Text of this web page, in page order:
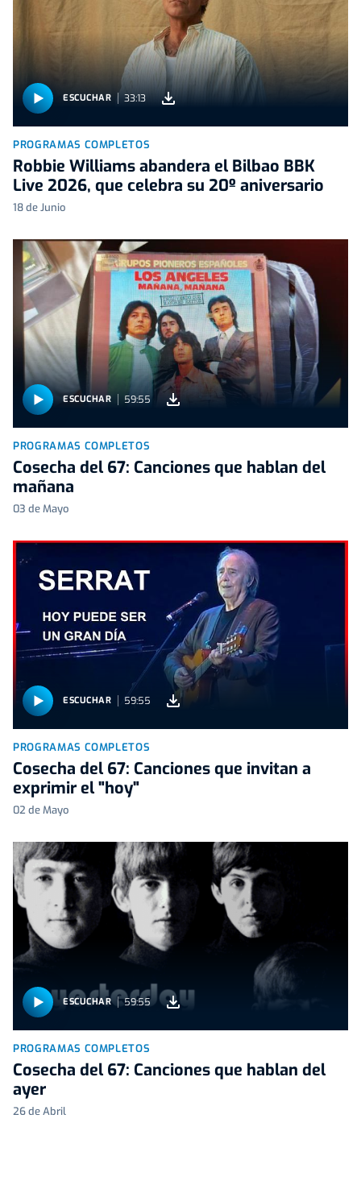
ESCUCHAR 33:13
PROGRAMAS COMPLETOS
Robbie Williams abandera el Bilbao BBK
Live 2026, que celebra su 20º aniversario
18 de Junio
ESCUCHAR 59:55
PROGRAMAS COMPLETOS
Cosecha del 67: Canciones que hablan del
mañana
03 de Mayo
ESCUCHAR 59:55
PROGRAMAS COMPLETOS
Cosecha del 67: Canciones que invitan a
exprimir el "hoy"
02 de Mayo
ESCUCHAR 59:55
PROGRAMAS COMPLETOS
Cosecha del 67: Canciones que hablan del
ayer
26 de Abril